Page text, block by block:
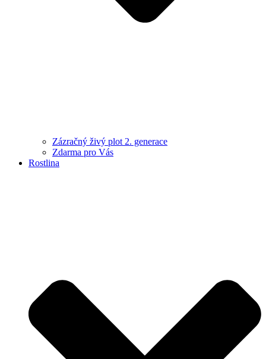
Zázračný živý plot 2. generace
Zdarma pro Vás
Rostlina